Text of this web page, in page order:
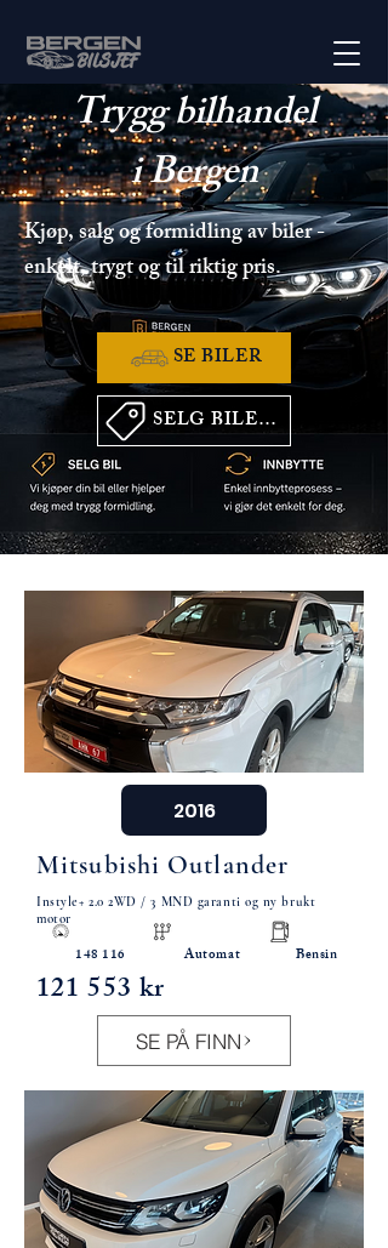
Trygg bilhandel
i Bergen
Kjøp, salg og formidling av biler -
enkelt, trygt og til riktig pris.
SE BILER
SELG BILEN DIN
2016
Mitsubishi Outlander
Instyle+ 2.0 2WD / 3 MND garanti og ny brukt
motor
148 116 Automat Bensin
121 553 kr
SE PÅ FINN